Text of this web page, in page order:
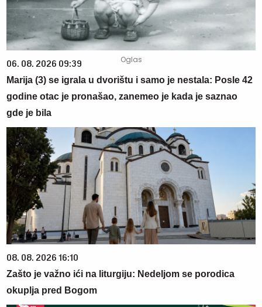
06. 08. 2026 09:39
Marija (3) se igrala u dvorištu i samo je nestala: Posle 42
godine otac je pronašao, zanemeo je kada je saznao
gde je bila
08. 08. 2026 16:10
Zašto je važno ići na liturgiju: Nedeljom se porodica
okuplja pred Bogom